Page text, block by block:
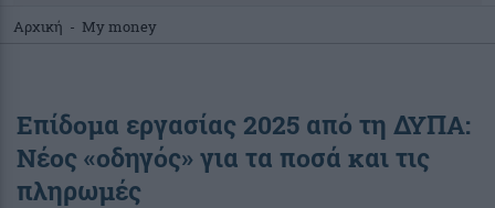
Αρχική - My money
Επίδομα εργασίας 2025 από τη ΔΥΠΑ:
Νέος «οδηγός» για τα ποσά και τις
πληρωμές